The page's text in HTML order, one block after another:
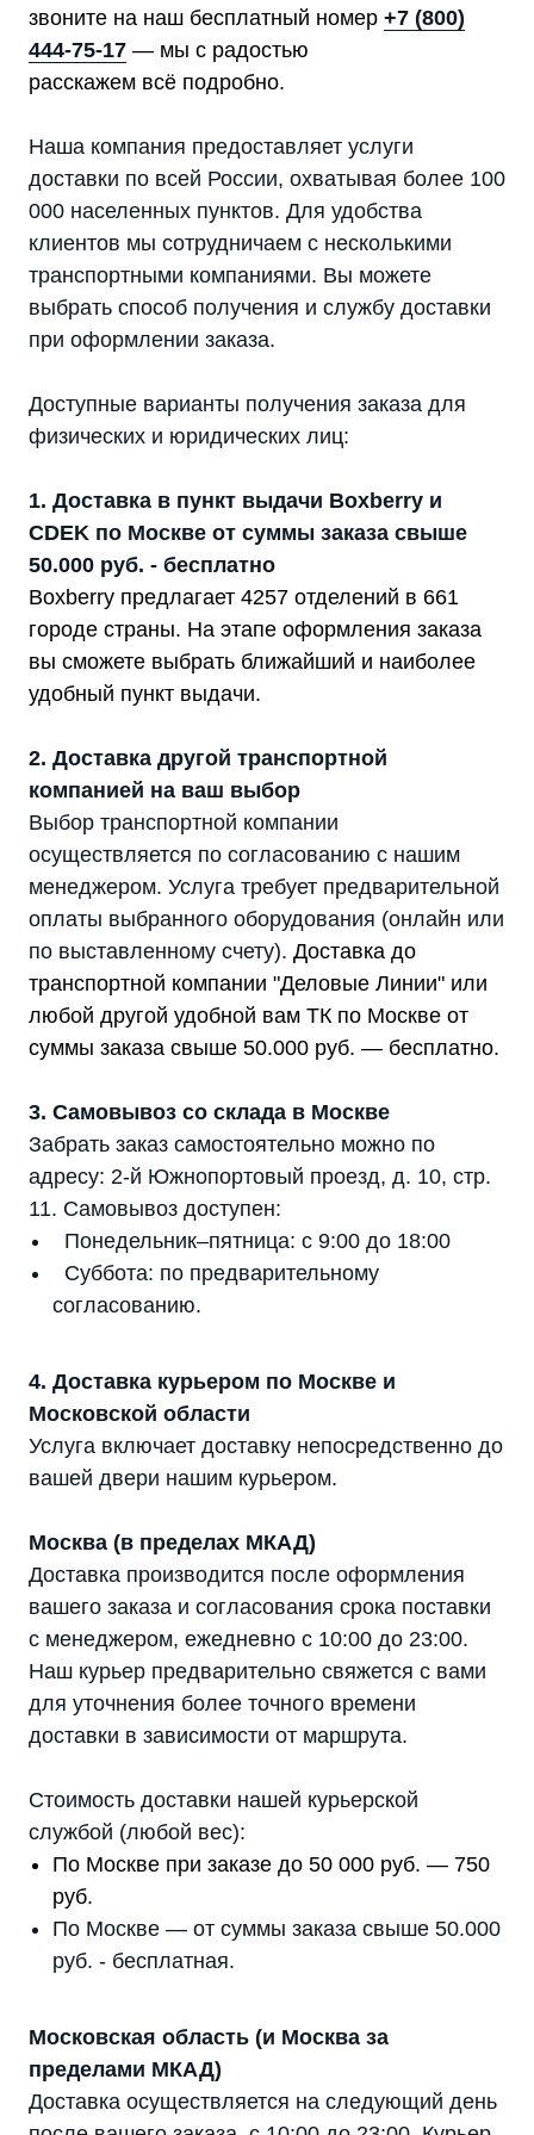
звоните на наш бесплатный номер +7 (800)
444-75-17 — мы с радостью
расскажем всё подробно.
Наша компания предоставляет услуги
доставки по всей России, охватывая более 100
000 населенных пунктов. Для удобства
клиентов мы сотрудничаем с несколькими
транспортными компаниями. Вы можете
выбрать способ получения и службу доставки
при оформлении заказа.
Доступные варианты получения заказа для
физических и юридических лиц:
1. Доставка в пункт выдачи Boxberry и
CDEK по Москве от суммы заказа свыше
50.000 руб. - бесплатно
Boxberry предлагает 4257 отделений в 661
городе страны. На этапе оформления заказа
вы сможете выбрать ближайший и наиболее
удобный пункт выдачи.
2. Доставка другой транспортной
компанией на ваш выбор
Выбор транспортной компании
осуществляется по согласованию с нашим
менеджером. Услуга требует предварительной
оплаты выбранного оборудования (онлайн или
по выставленному счету). Доставка до
транспортной компании "Деловые Линии" или
любой другой удобной вам ТК по Москве от
суммы заказа свыше 50.000 руб. — бесплатно.
3. Самовывоз со склада в Москве
Забрать заказ самостоятельно можно по
адресу: 2-й Южнопортовый проезд, д. 10, стр.
11. Самовывоз доступен:
Понедельник–пятница: с 9:00 до 18:00
Суббота: по предварительному
согласованию.
4. Доставка курьером по Москве и
Московской области
Услуга включает доставку непосредственно до
вашей двери нашим курьером.
Москва (в пределах МКАД)
Доставка производится после оформления
вашего заказа и согласования срока поставки
с менеджером, ежедневно с 10:00 до 23:00.
Наш курьер предварительно свяжется с вами
для уточнения более точного времени
доставки в зависимости от маршрута.
Стоимость доставки нашей курьерской
службой (любой вес):
По Москве при заказе до 50 000 руб. — 750
руб.
По Москве — от суммы заказа свыше 50.000
руб. - бесплатная.
Московская область (и Москва за
пределами МКАД)
Доставка осуществляется на следующий день